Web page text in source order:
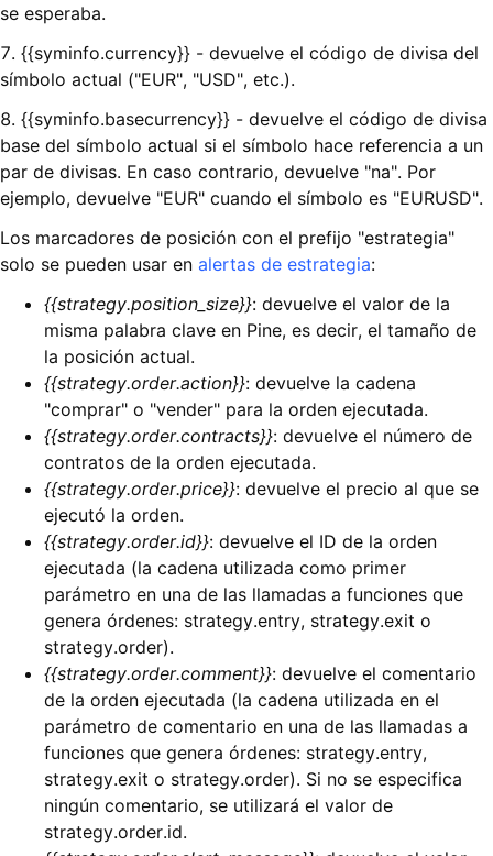
se esperaba.
7. {{syminfo.currency}} - devuelve el código de divisa del
símbolo actual ("EUR", "USD", etc.).
8. {{syminfo.basecurrency}} - devuelve el código de divisa
base del símbolo actual si el símbolo hace referencia a un
par de divisas. En caso contrario, devuelve "na". Por
ejemplo, devuelve "EUR" cuando el símbolo es "EURUSD".
Los marcadores de posición con el prefijo "estrategia"
solo se pueden usar en alertas de estrategia:
{{strategy.position_size}}: devuelve el valor de la
misma palabra clave en Pine, es decir, el tamaño de
la posición actual.
{{strategy.order.action}}: devuelve la cadena
"comprar" o "vender" para la orden ejecutada.
{{strategy.order.contracts}}: devuelve el número de
contratos de la orden ejecutada.
{{strategy.order.price}}: devuelve el precio al que se
ejecutó la orden.
{{strategy.order.id}}: devuelve el ID de la orden
ejecutada (la cadena utilizada como primer
parámetro en una de las llamadas a funciones que
genera órdenes: strategy.entry, strategy.exit o
strategy.order).
{{strategy.order.comment}}: devuelve el comentario
de la orden ejecutada (la cadena utilizada en el
parámetro de comentario en una de las llamadas a
funciones que genera órdenes: strategy.entry,
strategy.exit o strategy.order). Si no se especifica
ningún comentario, se utilizará el valor de
strategy.order.id.